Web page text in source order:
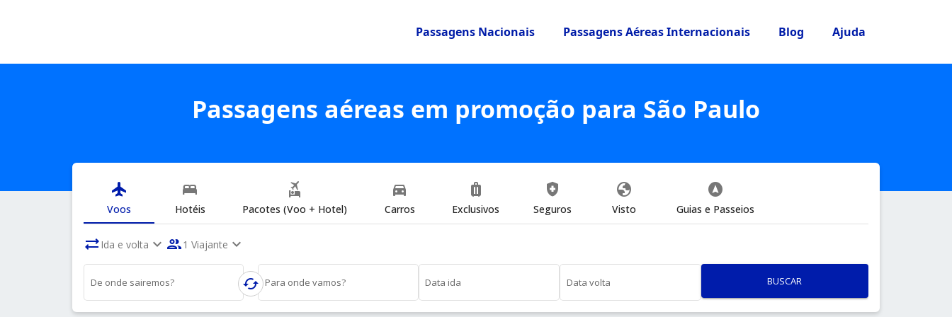
Passagens Nacionais Passagens Aéreas Internacionais Blog Ajuda
Passagens aéreas em promoção para São Paulo
flight
Voos
bed
Hotéis
flights_and_hotels
Pacotes (Voo + Hotel)
directions_car
Carros
luggage
Exclusivos
health_and_safety
Seguros
globe
Visto
assistant_navigation
Guias e Passeios
sync_altIda e volta expand_more people1 Viajante expand_more
De onde sairemos? cached Para onde vamos? Data ida Data volta BUSCAR